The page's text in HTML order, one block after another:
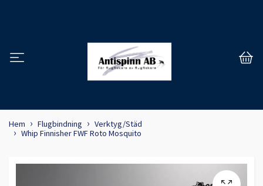
Hem Flugbindning
Verktyg/Städ
Whip Finnisher FWF Roto Mosquito